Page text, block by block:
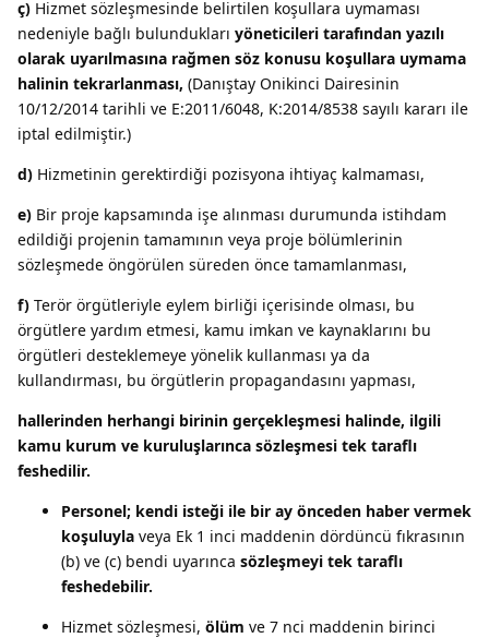
ç) Hizmet sözleşmesinde belirtilen koşullara uymaması
nedeniyle bağlı bulundukları yöneticileri tarafından yazılı
olarak uyarılmasına rağmen söz konusu koşullara uymama
halinin tekrarlanması, (Danıştay Onikinci Dairesinin
10/12/2014 tarihli ve E:2011/6048, K:2014/8538 sayılı kararı ile
iptal edilmiştir.)
d) Hizmetinin gerektirdiği pozisyona ihtiyaç kalmaması,
e) Bir proje kapsamında işe alınması durumunda istihdam
edildiği projenin tamamının veya proje bölümlerinin
sözleşmede öngörülen süreden önce tamamlanması,
f) Terör örgütleriyle eylem birliği içerisinde olması, bu
örgütlere yardım etmesi, kamu imkan ve kaynaklarını bu
örgütleri desteklemeye yönelik kullanması ya da
kullandırması, bu örgütlerin propagandasını yapması,
hallerinden herhangi birinin gerçekleşmesi halinde, ilgili
kamu kurum ve kuruluşlarınca sözleşmesi tek taraflı
feshedilir.
Personel; kendi isteği ile bir ay önceden haber vermek
koşuluyla veya Ek 1 inci maddenin dördüncü fıkrasının
(b) ve (c) bendi uyarınca sözleşmeyi tek taraflı
feshedebilir.
Hizmet sözleşmesi, ölüm ve 7 nci maddenin birinci